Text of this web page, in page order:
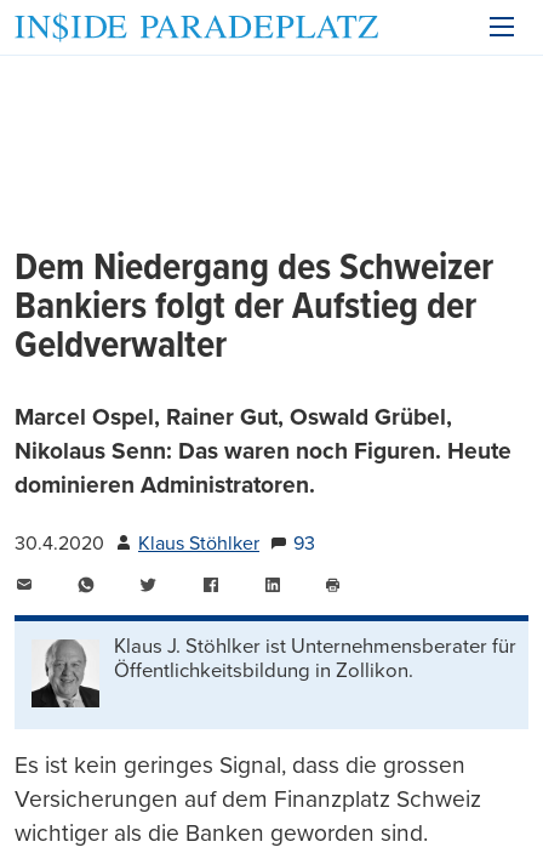
Dem Niedergang des Schweizer
Bankiers folgt der Aufstieg der
Geldverwalter
Marcel Ospel, Rainer Gut, Oswald Grübel,
Nikolaus Senn: Das waren noch Figuren. Heute
dominieren Administratoren.
30.4.2020 Klaus Stöhlker
93
WhatsAppTwitter FacebookLinkedIn
drucken
Klaus J. Stöhlker ist Unternehmens­berater für
Öffentlichkeits­bildung in Zollikon.
Es ist kein geringes Signal, dass die grossen
Versicherungen auf dem Finanzplatz Schweiz
wichtiger als die Banken geworden sind.